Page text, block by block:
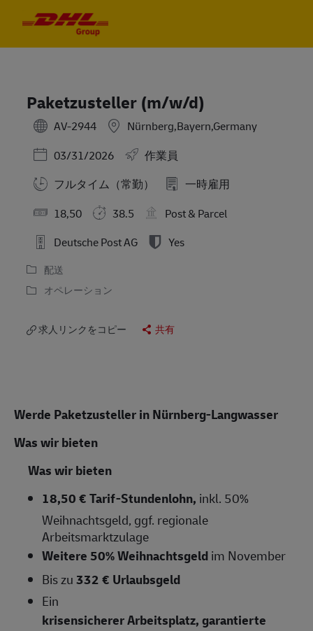
Paketzusteller (m/w/d)
AV-2944
Nürnberg,Bayern,Germany
Posted Date
03/31/2026
作業員
フルタイム（常勤）
一時雇用
18,50
38.5
Post & Parcel
Deutsche Post AG
Yes
配送
オペレーション
求人リンクをコピー 共有
Werde Paketzusteller in Nürnberg-Langwasser
Was wir bieten
Was wir bieten
18,50 € Tarif-Stundenlohn, inkl. 50%
Weihnachtsgeld, ggf. regionale
Arbeitsmarktzulage
Weitere 50% Weihnachtsgeldim November
Bis zu332 € Urlaubsgeld
Ein
krisensicherer Arbeitsplatz, garantierte